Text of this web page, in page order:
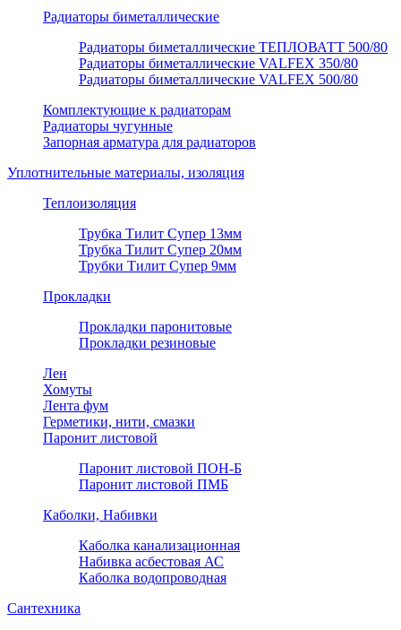
Радиаторы биметаллические
Радиаторы биметаллические ТЕПЛОВАТТ 500/80
Радиаторы биметаллические VALFEX 350/80
Радиаторы биметаллические VALFEX 500/80
Комплектующие к радиаторам
Радиаторы чугунные
Запорная арматура для радиаторов
Уплотнительные материалы, изоляция
Теплоизоляция
Трубка Тилит Супер 13мм
Трубка Тилит Супер 20мм
Трубки Тилит Супер 9мм
Прокладки
Прокладки паронитовые
Прокладки резиновые
Лен
Хомуты
Лента фум
Герметики, нити, смазки
Паронит листовой
Паронит листовой ПОН-Б
Паронит листовой ПМБ
Каболки, Набивки
Каболка канализационная
Набивка асбестовая АС
Каболка водопроводная
Сантехника